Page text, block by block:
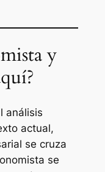
y
análisis
actual,
se cruza
se